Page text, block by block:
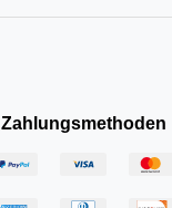
Zahlungsmethoden